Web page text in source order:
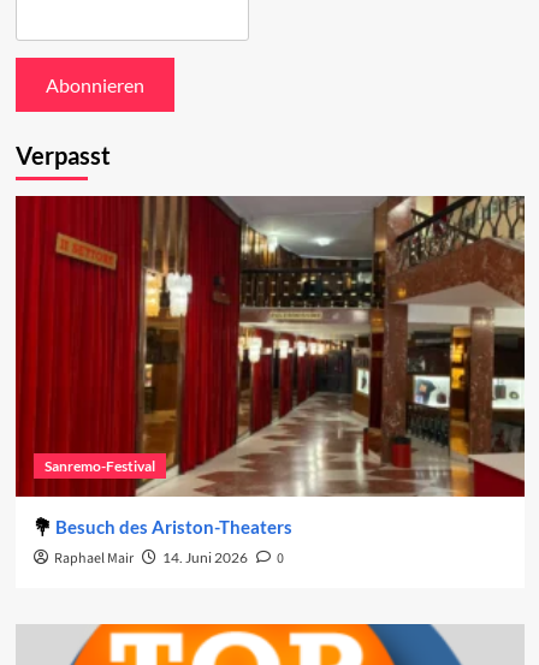
Verpasst
Sanremo-Festival
Besuch des Ariston-Theaters
Raphael Mair 14. Juni 2026 0